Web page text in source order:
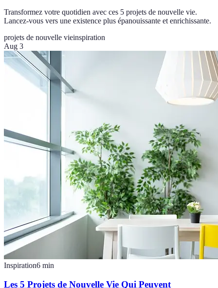
Transformez votre quotidien avec ces 5 projets de nouvelle vie.
Lancez-vous vers une existence plus épanouissante et enrichissante.
projets de nouvelle vieinspiration
Aug 3
Inspiration6 min
Les 5 Projets de Nouvelle Vie Qui Peuvent